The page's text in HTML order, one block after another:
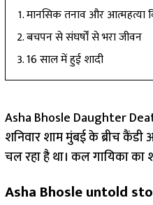
मानसिक तनाव और आत्महत्या
बचपन से संघर्षों से भरा जीवन
16 साल में हुई शादी
Asha Bhosle Daughter
शनिवार शाम मुंबई के ब्रीच
चल रहा है था। कल गायिका का
Asha Bhosle untold